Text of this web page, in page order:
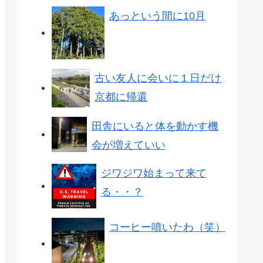
あっという間に10月
古い友人に会いに１日だけ
京都に帰還
田舎にいると体を動かす機
会が増えていい
ジワジワ始まって来て
る・・？
コーヒー噴いたわ（笑）